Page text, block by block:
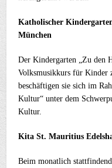
Katholischer
München
Der Kindergarten „Zu den
Volksmusikkurs für Kinder
beschäftigen sie sich im
Kultur“ unter dem
Kultur.
Kita St. Mauritius
Beim monatlich